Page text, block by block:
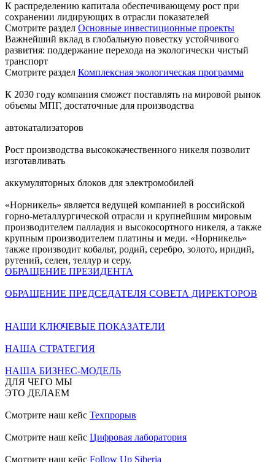
К распределению капитала обеспечивающему рост при
сохранении лидирующих в отрасли показателей
Смотрите раздел Основные инвестиционные проекты
Важнейший вклад в глобальную повестку устойчивого
развития: поддержание перехода на экологически чистый
транспорт
Смотрите раздел Комплексная экологическая программа
К 2030 году компания сможет поставлять на мировой рынок
объемы МПГ, достаточные для производства
автокатализаторов
Рост производства высококачественного никеля позволит
изготавливать
аккумуляторных блоков для электромобилей
«Норникель» является ведущей компанией в российской
горно-металлургической отрасли и крупнейшим мировым
производителем палладия и высокосортного никеля, а также
крупным производителем платины и меди. «Норникель»
также производит кобальт, родий, серебро, золото, иридий,
рутений, селен, теллур и серу.
ОБРАЩЕНИЕ ПРЕЗИДЕНТА
ОБРАЩЕНИЕ ПРЕДСЕДАТЕЛЯ СОВЕТА ДИРЕКТОРОВ
НАШИ КЛЮЧЕВЫЕ ПОКАЗАТЕЛИ
НАША СТРАТЕГИЯ
НАША БИЗНЕС-МОДЕЛЬ
ДЛЯ ЧЕГО МЫ
ЭТО ДЕЛАЕМ
Смотрите наш кейс Техпрорыв
Смотрите наш кейс Цифровая лаборатория
Смотрите наш кейс Follow Up Siberia